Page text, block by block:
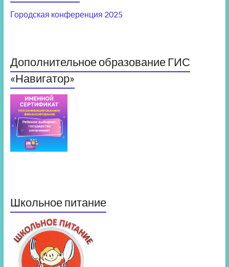
Городская конференция 2025
Дополнительное образование ГИС
«Навигатор»
Школьное питание